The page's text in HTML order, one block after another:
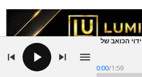
הכואב של
0:00/1:59